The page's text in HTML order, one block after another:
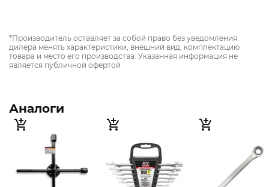
*Производитель оставляет за собой право без уведомления
дилера менять характеристики, внешний вид, комплектацию
товара и место его производства. Указанная информация не
является публичной офертой
Аналоги